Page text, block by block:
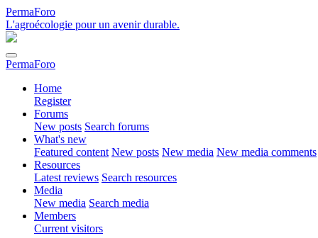
PermaForo
L'agroécologie pour un avenir durable.
PermaForo
Home
Register
Forums
New posts Search forums
What's new
Featured content New posts New media New media comments
Resources
Latest reviews Search resources
Media
New media Search media
Members
Current visitors